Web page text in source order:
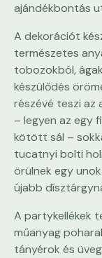
ajándékbontás
A dekorációt
természetes
tobozokból,
készülődés
részévé teszi az
– legyen az egy
kötött sál –
tucatnyi bolti
örülnek egy
újabb
A partykellékek
műanyag
tányérok és